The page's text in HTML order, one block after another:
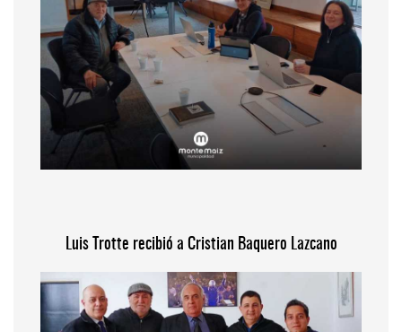
Luis Trotte recibió a Cristian Baquero Lazcano